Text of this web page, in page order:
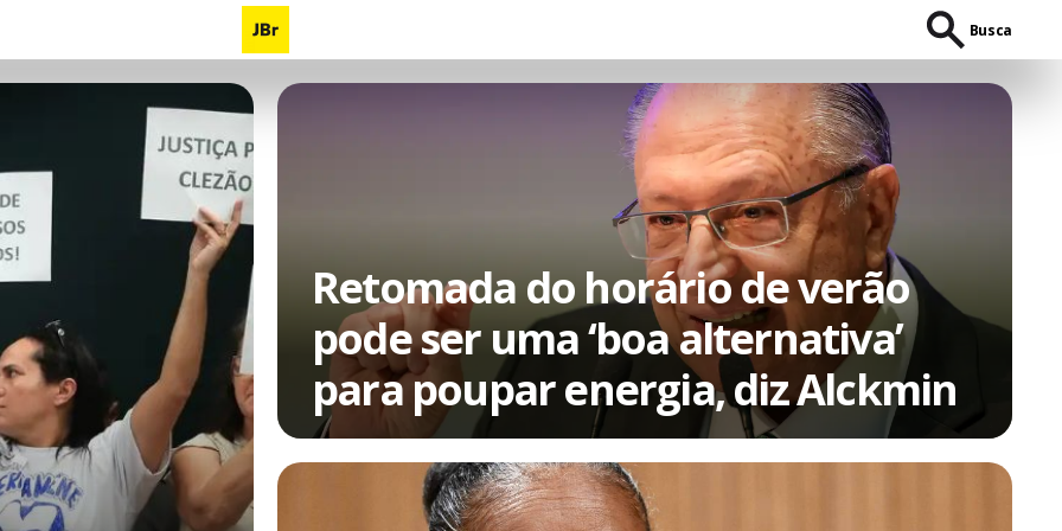
Busca
Retomada do horário de verão
pode ser uma ‘boa alternativa’
para poupar energia, diz Alckmin